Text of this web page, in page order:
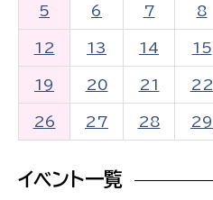
5 6 7 8
12 13 14 15
19 20 21 22
26 27 28 29
イベント一覧